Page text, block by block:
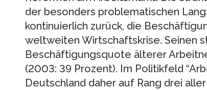
der besonders problematischen
kontinuierlich zurück, die
weltweiten Wirtschaftskrise. Seinen
Beschäftigungsquote älterer
(2003: 39 Prozent). Im Politikfeld
Deutschland daher auf Rang drei